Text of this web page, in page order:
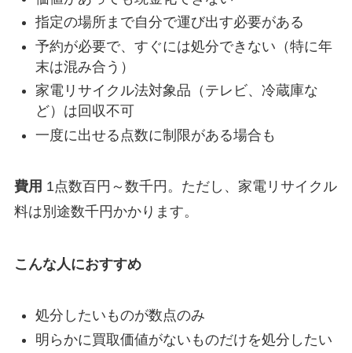
指定の場所まで自分で運び出す必要がある
予約が必要で、すぐには処分できない（特に年
末は混み合う）
家電リサイクル法対象品（テレビ、冷蔵庫な
ど）は回収不可
一度に出せる点数に制限がある場合も
費用 1点数百円～数千円。ただし、家電リサイクル
料は別途数千円かかります。
こんな人におすすめ
処分したいものが数点のみ
明らかに買取価値がないものだけを処分したい